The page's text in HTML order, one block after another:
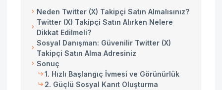
Neden Twitter (X) Takipçi Satın Almalısınız?
Twitter (X) Takipçi Satın Alırken Nelere
Dikkat Edilmeli?
Sosyal Danışman: Güvenilir Twitter (X)
Takipçi Satın Alma Adresiniz
Sonuç
1. Hızlı Başlangıç İvmesi ve Görünürlük
2. Güçlü Sosyal Kanıt Oluşturma